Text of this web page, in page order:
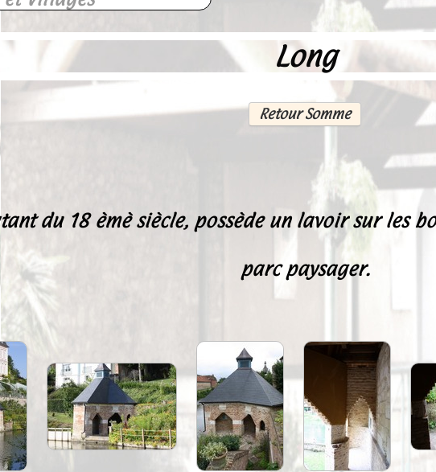
Long
Retour Somme
du 18 èmè siècle, possède un lavoir sur les
parc paysager.